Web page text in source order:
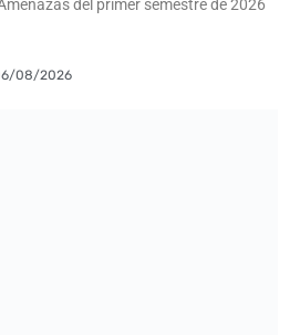
del primer semestre de 2026
08/2026